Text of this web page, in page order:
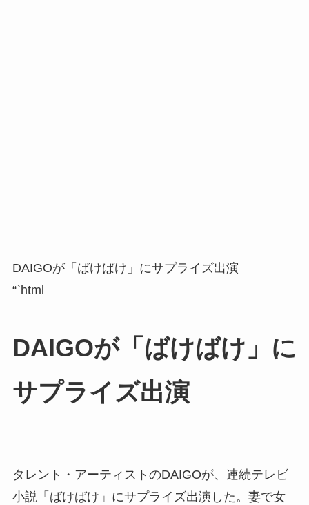
DAIGOが「ばけばけ」にサプライズ出演
“`html
DAIGOが「ばけばけ」に
サプライズ出演
タレント・アーティストのDAIGOが、連続テレビ
小説「ばけばけ」にサプライズ出演した。妻で女